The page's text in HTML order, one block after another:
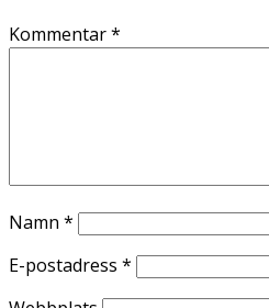
Kommentar*
Namn *
E-postadress *